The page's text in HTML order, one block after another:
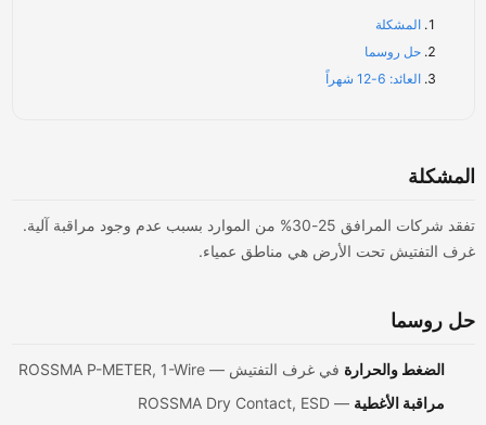
المشكلة
حل روسما
العائد: 6-12 شهراً
تفقد شركات المرافق 25-30% من الموارد بسبب عدم وجود مراقبة آلية.
التفتيش تحت الأرض هي مناطق عمياء.
روسما
الضغط والحرارة في غرف التفتيش — ROSSMA P-METER, 1-Wire
مراقبة الأغطية— ROSSMA Dry Contact, ESD